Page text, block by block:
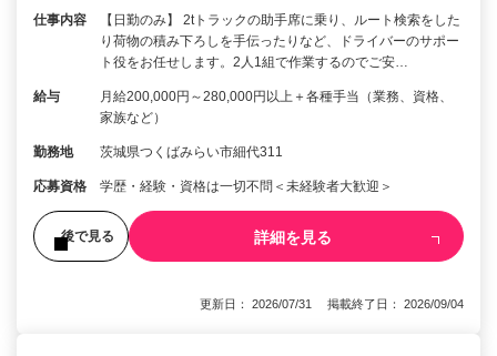
仕事内容
【日勤のみ】 2tトラックの助手席に乗り、ルート検索をした
り荷物の積み下ろしを手伝ったりなど、ドライバーのサポー
ト役をお任せします。2人1組で作業するのでご安…
給与
月給200,000円～280,000円以上＋各種手当（業務、資格、
家族など）
勤務地 茨城県つくばみらい市細代311
応募資格 学歴・経験・資格は一切不問＜未経験者大歓迎＞
後で見る 詳細を見る
更新日： 2026/07/31 掲載終了日： 2026/09/04